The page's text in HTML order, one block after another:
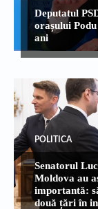
Deputatul
orașului
ani
POLITICA
Senatorul
Moldova au
importantă:
două țări în